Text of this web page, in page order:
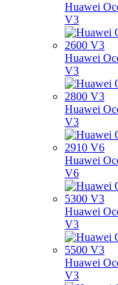
Huawei
V3
Huawei
V3
Huawei
V3
Huawei
V6
Huawei
V3
Huawei
V3